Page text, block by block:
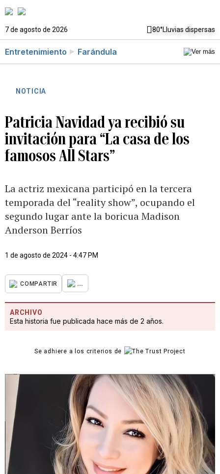
7 de agosto de 2026 80°Lluvias dispersas
Entretenimiento Farándula
NOTICIA
Patricia Navidad ya recibió su
invitación para “La casa de los
famosos All Stars”
La actriz mexicana participó en la tercera
temporada del “reality show”, ocupando el
segundo lugar ante la boricua Madison
Anderson Berríos
1 de agosto de 2024 - 4:47 PM
COMPARTIR ...
ARCHIVO
Esta historia fue publicada hace más de 2 años.
Se adhiere a los criterios de